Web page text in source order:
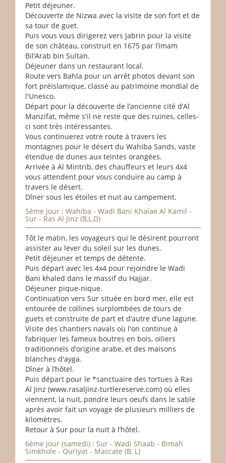
Petit déjeuner.
Découverte de Nizwa avec la visite de son fort et de
sa tour de guet.
Puis vous vous dirigerez vers Jabrin pour la visite
de son château, construit en 1675 par l’imam
Bil’Arab bin Sultan.
Déjeuner dans un restaurant local.
Route vers Bahla pour un arrêt photos devant son
fort préislamique, classé au patrimoine mondial de
l'Unesco.
Départ pour la découverte de l’ancienne cité d’Al
Manzifat, même s'il ne reste que des ruines, celles-
ci sont très intéressantes.
Vous continuerez votre route à travers les
montagnes pour le désert du Wahiba Sands, vaste
étendue de dunes aux teintes orangées.
Arrivée à Al Mintrib, des chauffeurs et leurs 4x4
vous attendent pour vous conduire au camp à
travers le désert.
Dîner sous les étoiles et nuit au campement.
5ème jour : Wahiba - Wadi Bani Khalae Al Kamil -
Sur - Ras Al Jinz (B,L,D)
Tôt le matin, les voyageurs qui le désirent pourront
assister au lever du soleil sur les dunes.
Petit déjeuner et temps de détente.
Puis départ avec les 4x4 pour rejoindre le Wadi
Bani khaled dans le massif du Hajjar.
Déjeuner pique-nique.
Continuation vers Sur située en bord mer, elle est
entourée de collines surplombées de tours de
guets et construite de part et d’autre d’une lagune.
Visite des chantiers navals où l'on continue à
fabriquer les fameux boutres en bois, oiliers
traditionnels d’origine arabe, et des maisons
blanches d'ayga.
Dîner à l’hôtel.
Puis départ pour le *sanctuaire des tortues à Ras
Al Jinz (www.rasaljinz-turtlereserve.com) où elles
viennent, la nuit, pondre leurs oeufs dans le sable
après avoir fait un voyage de plusieurs milliers de
kilomètres.
Retour à Sur pour la nuit à l’hôtel.
6ème jour (samedi) : Sur - Wadi Shaab - Bimah
Simkhole - Quriyat - Mascate (B, L)